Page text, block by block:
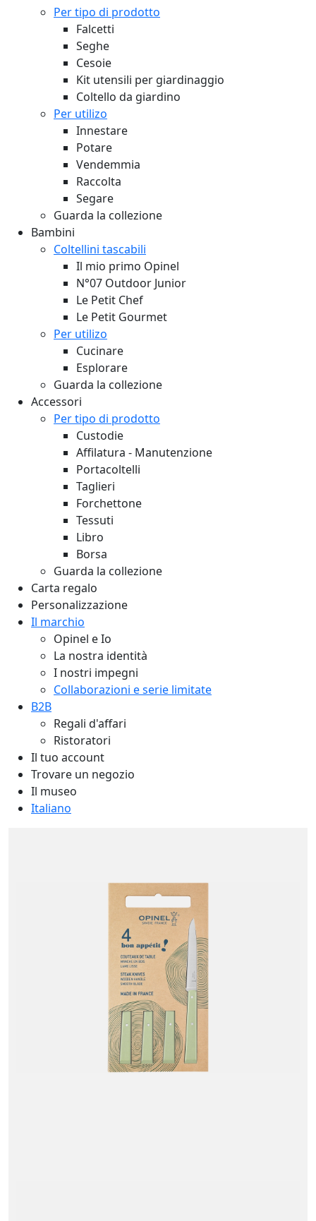
Per tipo di prodotto
Falcetti
Seghe
Cesoie
Kit utensili per giardinaggio
Coltello da giardino
Per utilizo
Innestare
Potare
Vendemmia
Raccolta
Segare
Guarda la collezione
Bambini
Coltellini tascabili
Il mio primo Opinel
N°07 Outdoor Junior
Le Petit Chef
Le Petit Gourmet
Per utilizo
Cucinare
Esplorare
Guarda la collezione
Accessori
Per tipo di prodotto
Custodie
Affilatura - Manutenzione
Portacoltelli
Taglieri
Forchettone
Tessuti
Libro
Borsa
Guarda la collezione
Carta regalo
Personalizzazione
Il marchio
Opinel e Io
La nostra identità
I nostri impegni
Collaborazioni e serie limitate
B2B
Regali d'affari
Ristoratori
Il tuo account
Trovare un negozio
Il museo
Italiano